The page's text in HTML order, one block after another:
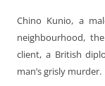
Chino Kunio, a
neighbourhood,
client, a British
man’s grisly murder.